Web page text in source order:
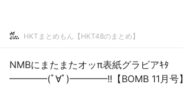
HKTまとめもん【HKT48のまとめ】
NMBにまたまたオッπ表紙グラビアｷﾀ
━━━━(ﾟ∀ﾟ)━━━━!!【BOMB 11月号】